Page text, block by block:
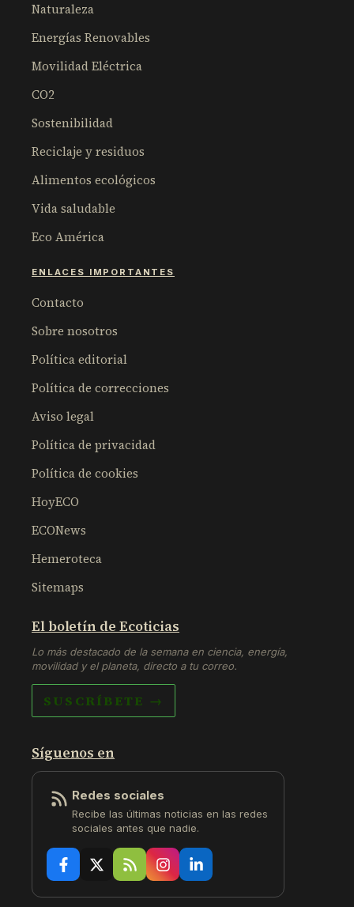
Naturaleza
Energías Renovables
Movilidad Eléctrica
CO2
Sostenibilidad
Reciclaje y residuos
Alimentos ecológicos
Vida saludable
Eco América
ENLACES IMPORTANTES
Contacto
Sobre nosotros
Política editorial
Política de correcciones
Aviso legal
Política de privacidad
Política de cookies
HoyECO
ECONews
Hemeroteca
Sitemaps
El boletín de Ecoticias
Lo más destacado de la semana en ciencia, energía,
movilidad y el planeta, directo a tu correo.
SUSCRÍBETE →
Síguenos en
Redes sociales
Recibe las últimas noticias en las redes
sociales antes que nadie.